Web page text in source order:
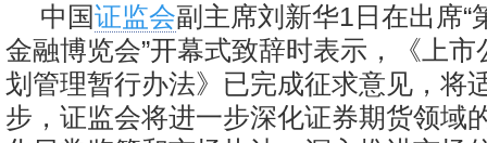
中国证监会副主席刘新华1日在出席“
金融博览会”开幕式致辞时表示，《上
划管理暂行办法》已完成征求意见，将
步，证监会将进一步深化证券期货领域